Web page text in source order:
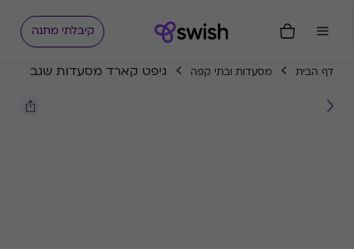
קיבלתי מתנה
דף הבית מסעדות ובתי קפה גיפט קארד מסעדות שגב